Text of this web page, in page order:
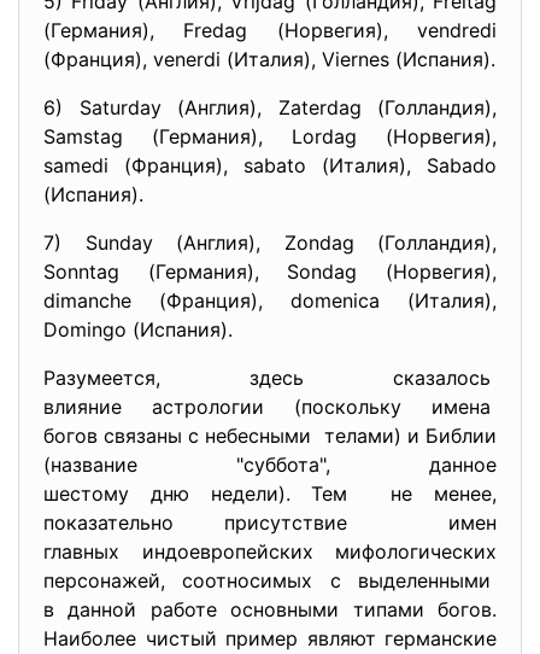
(Германия), Fredag (Норвегия), vendredi
(Франция), venerdi (Италия), Viernes (Испания).
6) Saturday (Англия), Zaterdag (Голландия),
Samstag (Германия), Lordag (Норвегия),
samedi (Франция), sabato (Италия), Sabado
(Испания).
7) Sunday (Англия), Zondag (Голландия),
Sonntag (Германия), Sondag (Норвегия),
dimanche (Франция), domenica (Италия),
Domingo (Испания).
Разумеется, здесь сказалось
влияние астрологии (поскольку имена
богов связаны с небесными телами) и Библии
(название "суббота", данное
шестому дню недели). Тем не менее,
показательно присутствие имен
главных индоевропейских мифологических
персонажей, соотносимых с выделенными
в данной работе основными типами богов.
Наиболее чистый пример являют германские